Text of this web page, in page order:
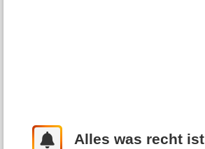
Alles was recht ist